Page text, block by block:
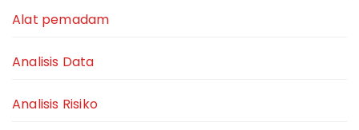
Alat pemadam
Analisis Data
Analisis Risiko